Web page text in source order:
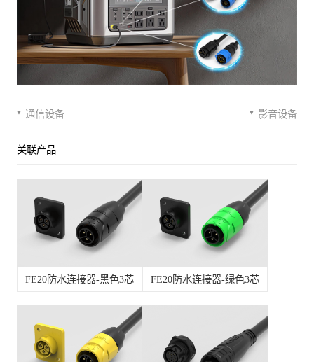
通信设备 影音设备
关联产品
FE20防水连接器-黑色3芯 FE20防水连接器-绿色3芯